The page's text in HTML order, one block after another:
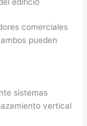
comerciales
pueden
sistemas
vertical